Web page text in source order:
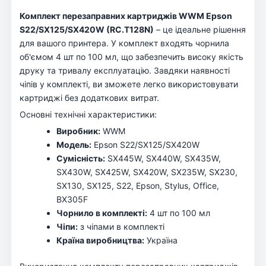
Комплект перезаправних картриджів WWM Epson
S22/SX125/SX420W (RC.T128N) – це ідеальне рішення
для вашого принтера. У комплект входять чорнила
об'ємом 4 шт по 100 мл, що забезпечить високу якість
друку та тривалу експлуатацію. Завдяки наявності
чіпів у комплекті, ви зможете легко використовувати
картриджі без додаткових витрат.
Основні технічні характеристики:
Виробник: WWM
Модель: Epson S22/SX125/SX420W
Сумісність: SX445W, SX440W, SX435W,
SX430W, SX425W, SX420W, SX235W, SX230,
SX130, SX125, S22, Epson, Stylus, Office,
BX305F
Чорнило в комплекті: 4 шт по 100 мл
Чіпи: з чіпами в комплекті
Країна виробництва: Україна